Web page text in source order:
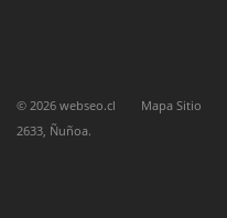
© 2026 webseo.cl Mapa Sitio
2633, Ñuñoa.